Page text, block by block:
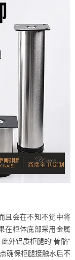
会在不知不觉中将
在柜体底部采用金属
外铝质柜腿的“骨骼”
确保柜腿接触水后不